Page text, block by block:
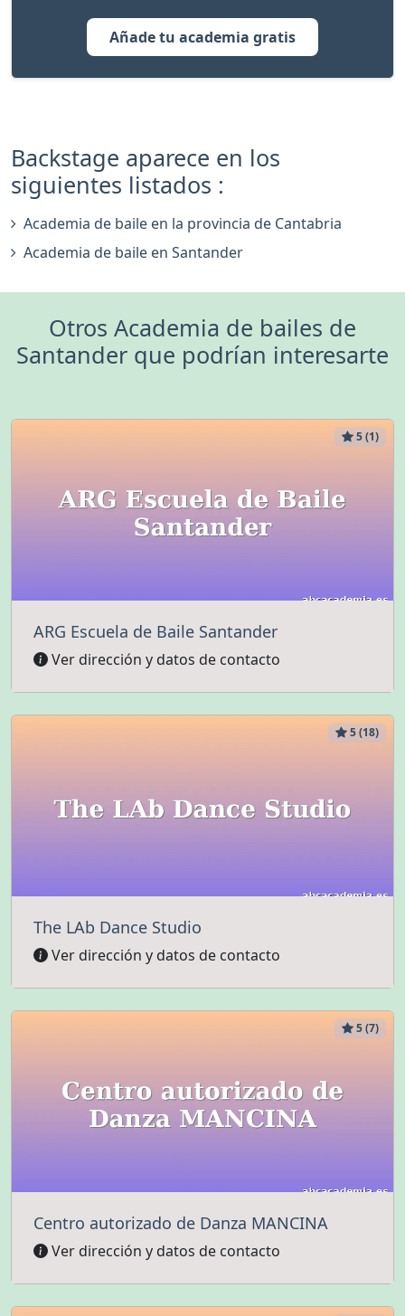
Añade tu academia gratis
Backstage aparece en los
siguientes listados :
Academia de baile en la provincia de Cantabria
Academia de baile en Santander
Otros Academia de bailes de
Santander que podrían interesarte
5 (1)
ARG Escuela de Baile Santander
Ver dirección y datos de contacto
5 (18)
The LAb Dance Studio
Ver dirección y datos de contacto
5 (7)
Centro autorizado de Danza MANCINA
Ver dirección y datos de contacto